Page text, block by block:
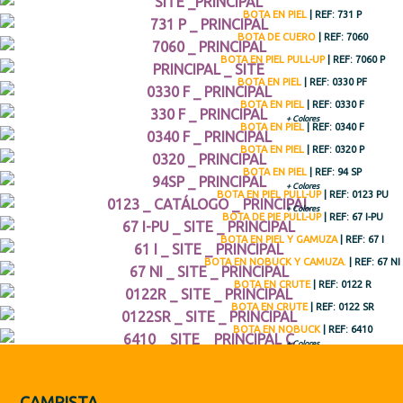
Botas de Protección
PT
BOTA EN PIEL | REF: 731 P
BOTA DE CUERO | REF: 7060
BOTA EN PIEL PULL-UP | REF: 7060 P
BOTA EN PIEL | REF: 0330 PF
BOTA EN PIEL | REF: 0330 F
+ Colores
BOTA EN PIEL | REF: 0340 F
BOTA EN PIEL | REF: 0320 P
BOTA EN PIEL | REF: 94 SP
+ Colores
BOTA EN PIEL PULL-UP | REF: 0123 PU
+ Colores
BOTA DE PIE PULL-UP | REF: 67 I-PU
BOTA EN PIEL Y GAMUZA | REF: 67 I
BOTA EN NOBUCK Y CAMUZA. | REF: 67 NI
BOTA EN CRUTE | REF: 0122 R
BOTA EN CRUTE | REF: 0122 SR
BOTA EN NOBUCK | REF: 6410
+ Colores